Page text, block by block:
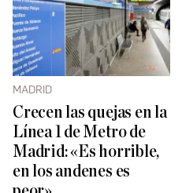
MADRID
Crecen las quejas en la
Línea 1 de Metro de
Madrid: «Es horrible,
en los andenes es